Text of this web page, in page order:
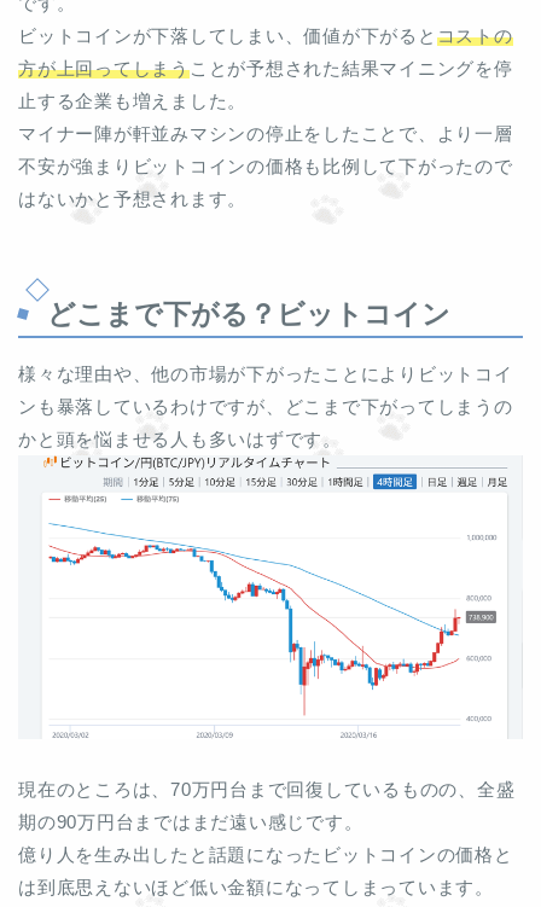
ビットコインが下落してしまい、価値が下がると コストの
方が上回ってしまうことが予想された結果マイニングを停
止する企業も増えました。
マイナー陣が軒並みマシンの停止をしたことで、より一層
不安が強まりビットコインの価格も比例して下がったので
はないかと予想されます。
どこまで下がる？ビットコイン
様々な理由や、他の市場が下がったことによりビットコイ
ンも暴落しているわけですが、どこまで下がってしまうの
かと頭を悩ませる人も多いはずです。
現在のところは、70万円台まで回復しているものの、全盛
期の90万円台まではまだ遠い感じです。
億り人を生み出したと話題になったビットコインの価格と
は到底思えないほど低い金額になってしまっています。